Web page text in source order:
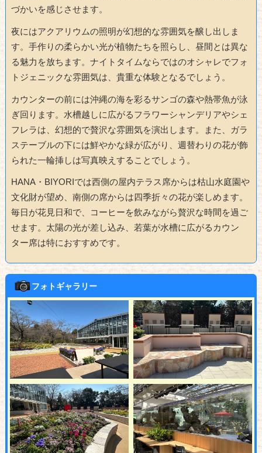
づかいを感じさせます。
夜にはアクアリウムの照明が幻想的な雰囲気を醸し出しま
す。手作りの柔らかい光が植物たちを照らし、昼間とは異な
る魅力を放ちます。ナイトタイムならではのオシャレでフォ
トジェニックな雰囲気は、貴重な体験となるでしょう。
カウンターの前には沖縄の海を彩るサンゴの森や熱帯魚が泳
ぎ回ります。水槽越しに広がるフラワーシャンデリアやシェ
フレラは、幻想的で贅沢な雰囲気を演出します。また、ガラ
ステーブルの下には鮮やかな緑が広がり、週替わりの花が飾
られた一輪挿しは写真映えすることでしょう。
HANA・BIYORIでは西側の屋内テラス席からは枯山水庭園や
文化財が望め、南側の席からは四季折々の花が楽しめます。
毎日が花見日和で、コーヒーを飲みながら贅沢な時間を過ご
せます。太陽の光が差し込み、若葉が水槽に広がるカウン
ター席は特におすすめです。
フォトギャラリー